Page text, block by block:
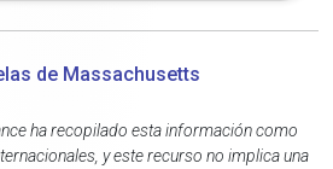
de Massachusetts
ha recopilado esta información como
y este recurso no implica una